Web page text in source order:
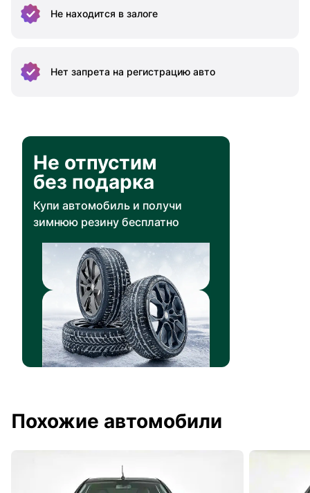
Не находится в залоге
Нет запрета на регистрацию авто
Не отпустим
без подарка
Купи автомобиль и получи
зимнюю резину бесплатно
Похожие автомобили